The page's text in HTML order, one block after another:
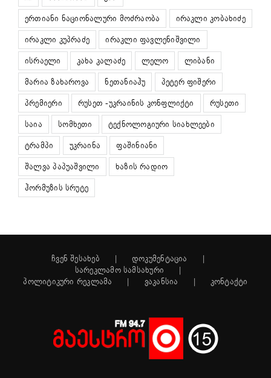
ერთიანი ნაციონალური მოძრაობა
ირაკლი კობახიძე
ირაკლი კუპრაძე
ირაკლი ფავლენიშვილი
ისრაელი
კახა კალაძე ლელო
ლიბანი
მარია ზახაროვა
ნეთანიაჰუ
პეტერ ფიშერი
პრემიერი
რუსეთ -უკრაინის კონფლიქტი
რუსეთი
საია
სომხეთი
ტექნოლოგიური სიახლეები
ტრამპი
უკრაინა
ფაშინიანი
შალვა პაპუაშვილი
ხაზის რადიო
ჰორმუზის სრუტე
ჩვენ შესახებ
დოკუმენტაცია
სარეკლამო სამსახური
პოლიტიკური რეკლამა
ვაკანსია კონტაქტი